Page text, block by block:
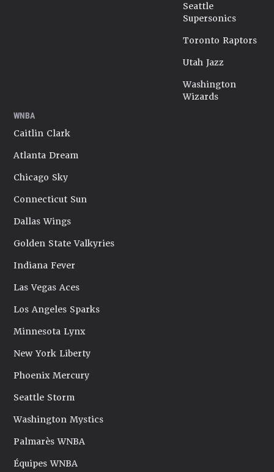
Seattle
Supersonics
Toronto Raptors
Utah Jazz
Washington
Wizards
WNBA
Caitlin Clark
Atlanta Dream
Chicago Sky
Connecticut Sun
Dallas Wings
Golden State Valkyries
Indiana Fever
Las Vegas Aces
Los Angeles Sparks
Minnesota Lynx
New York Liberty
Phoenix Mercury
Seattle Storm
Washington Mystics
Palmarès WNBA
Équipes WNBA